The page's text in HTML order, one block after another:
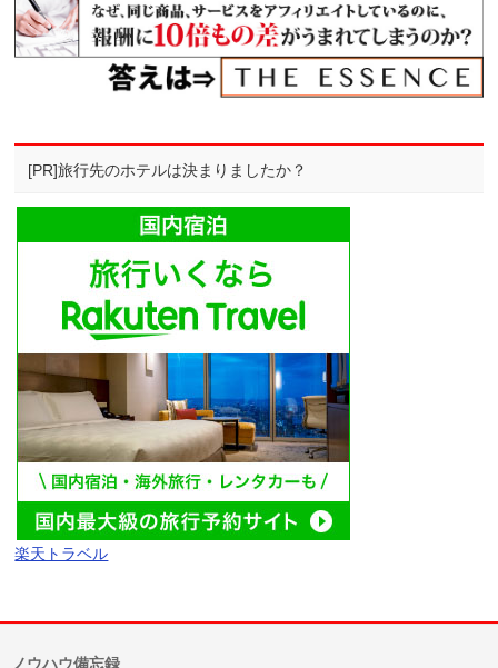
[PR]旅行先のホテルは決まりましたか？
楽天トラベル
ノウハウ備忘録